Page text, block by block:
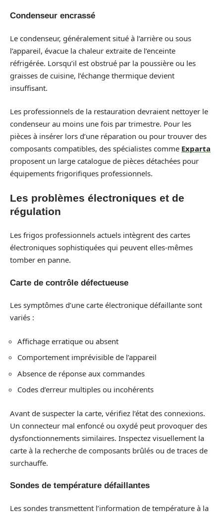
Condenseur encrassé
Le condenseur, généralement situé à l’arrière ou sous
l’appareil, évacue la chaleur extraite de l’enceinte
réfrigérée. Lorsqu’il est obstrué par la poussière ou les
graisses de cuisine, l’échange thermique devient
insuffisant.
Les professionnels de la restauration devraient nettoyer le
condenseur au moins une fois par trimestre. Pour les
pièces à insérer lors d’une réparation ou pour trouver des
composants compatibles, des spécialistes comme Exparta
proposent un large catalogue de pièces détachées pour
équipements frigorifiques professionnels.
Les problèmes électroniques et de
régulation
Les frigos professionnels actuels intègrent des cartes
électroniques sophistiquées qui peuvent elles-mêmes
tomber en panne.
Carte de contrôle défectueuse
Les symptômes d’une carte électronique défaillante sont
variés :
Affichage erratique ou absent
Comportement imprévisible de l’appareil
Absence de réponse aux commandes
Codes d’erreur multiples ou incohérents
Avant de suspecter la carte, vérifiez l’état des connexions.
Un connecteur mal enfoncé ou oxydé peut provoquer des
dysfonctionnements similaires. Inspectez visuellement la
carte à la recherche de composants brûlés ou de traces de
surchauffe.
Sondes de température défaillantes
Les sondes transmettent l’information de température à la